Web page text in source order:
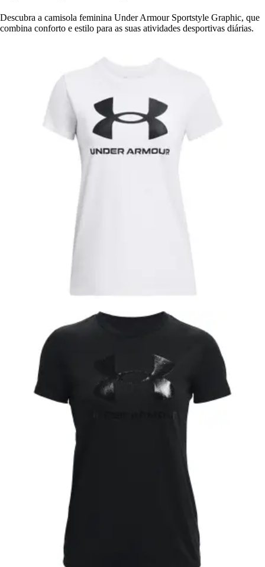
Descubra a camisola feminina Under Armour Sportstyle Graphic, que
combina conforto e estilo para as suas atividades desportivas diárias.